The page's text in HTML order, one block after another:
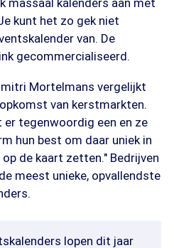
massaal kalenders aan met
kunt het zo gek niet
van. De
gecommercialiseerd.
Mortelmans vergelijkt
van kerstmarkten.
er tegenwoordig een en ze
hun best om daar uniek in
de kaart zetten." Bedrijven
meest unieke, opvallendste
lopen dit jaar